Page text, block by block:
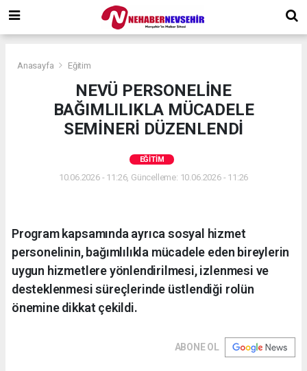
Anasayfa Eğitim
NEVÜ PERSONELİNE
BAĞIMLILIKLA MÜCADELE
SEMİNERİ DÜZENLENDİ
EĞITIM
10.06.2026 - 11:26, Güncelleme: 10.06.2026 - 11:26
Program kapsamında ayrıca sosyal hizmet
personelinin, bağımlılıkla mücadele eden bireylerin
uygun hizmetlere yönlendirilmesi, izlenmesi ve
desteklenmesi süreçlerinde üstlendiği rolün
önemine dikkat çekildi.
ABONE OL